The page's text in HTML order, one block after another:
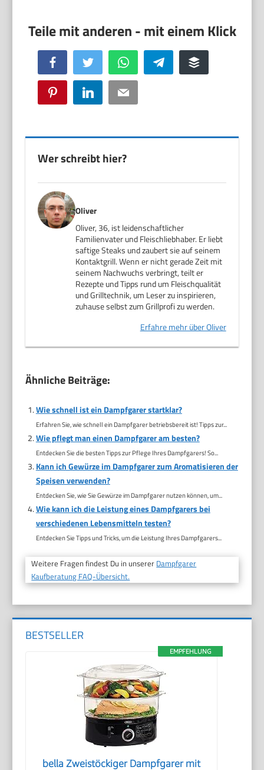
Facebook Twitter WhatsApp Telegram Buffer
Pinterest LinkedIn Email
Wer schreibt hier?
Oliver
Oliver, 36, ist leidenschaftlicher
Familienvater und Fleischliebhaber. Er liebt
saftige Steaks und zaubert sie auf seinem
Kontaktgrill. Wenn er nicht gerade Zeit mit
seinem Nachwuchs verbringt, teilt er
Rezepte und Tipps rund um Fleischqualität
und Grilltechnik, um Leser zu inspirieren,
zuhause selbst zum Grillprofi zu werden.
Erfahre mehr über Oliver
Ähnliche Beiträge:
Wie schnell ist ein Dampfgarer startklar?
Erfahren Sie, wie schnell ein Dampfgarer betriebsbereit ist! Tipps zur...
Wie pflegt man einen Dampfgarer am besten?
Entdecken Sie die besten Tipps zur Pflege Ihres Dampfgarers! So...
Kann ich Gewürze im Dampfgarer zum Aromatisieren der
Speisen verwenden?
Entdecken Sie, wie Sie Gewürze im Dampfgarer nutzen können, um...
Wie kann ich die Leistung eines Dampfgarers bei
verschiedenen Lebensmitteln testen?
Entdecken Sie Tipps und Tricks, um die Leistung Ihres Dampfgarers...
Weitere Fragen findest Du in unserer Dampfgarer
Kaufberatung FAQ-Übersicht.
BESTSELLER
EMPFEHLUNG
bella Zweistöckiger Dampfgarer mit